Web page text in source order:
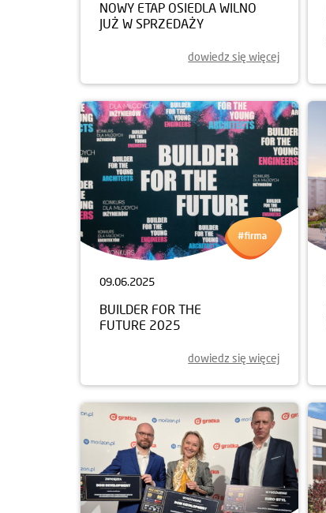
NOWY ETAP OSIEDLA WILNO
JUŻ W SPRZEDAŻY
dowiedz się więcej
09.06.2025
BUILDER FOR THE
FUTURE 2025
dowiedz się więcej